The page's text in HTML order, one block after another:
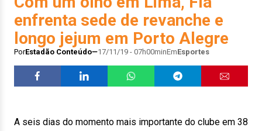
enfrenta sede de revanche e
longo jejum em Porto Alegre
PorEstadão Conteúdo 17/11/19 - 07h00minEmEsportes
A seis dias do momento mais importante do clube em 38